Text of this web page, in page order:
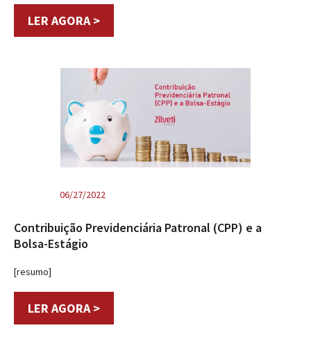
LER AGORA >
06/27/2022
Contribuição Previdenciária Patronal (CPP) e a
Bolsa-Estágio
[resumo]
LER AGORA >